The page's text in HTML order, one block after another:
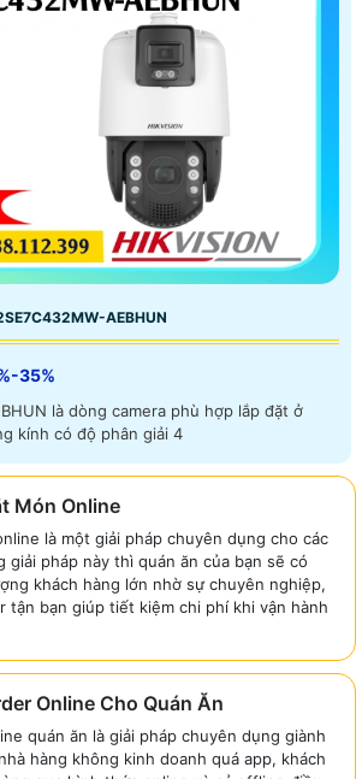
AEBHUN
35%
là dòng camera phù hợp lắp đặt ở
kính có độ phân giải 4
Món Online
là một giải pháp chuyên dụng cho các
giải pháp này thì quán ăn của bạn sẽ có
khách hàng lớn nhờ sự chuyên nghiệp,
tận bạn giúp tiết kiệm chi phí khi vận hành
Online Cho Quán Ăn
quán ăn là giải pháp chuyên dụng giành
hàng không kinh doanh quá app, khách